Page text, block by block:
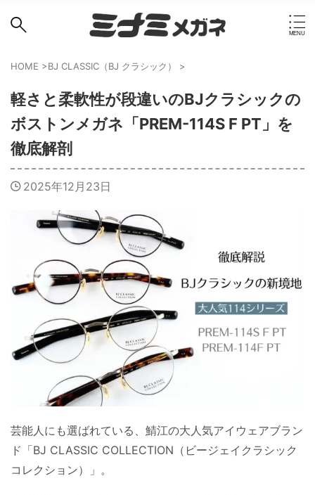
HOME >BJ CLASSIC（BJ クラシック） >
軽さと柔軟性が段違いのBJクラシックの
ボストンメガネ「PREM-114S F PT」を
徹底解剖
2025年12月23日
芸能人にも選ばれている、鯖江の大人気アイウェアブラン
ド「BJ CLASSIC COLLECTION（ビージェイクラシック
コレクション）」。